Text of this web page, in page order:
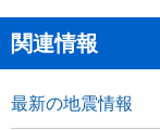
関連情報
最新の地震情報